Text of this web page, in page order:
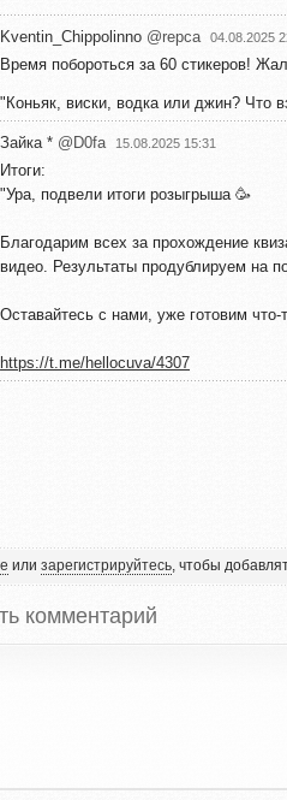
Kventin_Chippolinno @repca 04.08.2025
Время побороться за 60 стикеров!
"Коньяк, виски, водка или джин? Что
Зайка * @D0fa 15.08.2025 15:31
Итоги:
"Ура, подвели итоги розыгрыша 🥳
Благодарим всех за прохождение
видео. Результаты продублируем на
Оставайтесь с нами, уже готовим
https://t.me/hellocuva/4307
или зарегистрируйтесь, чтобы
комментарий